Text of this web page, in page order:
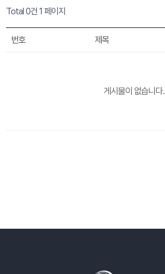
Total 0건 1 페이지
번호 제목
게시물이 없습니다.